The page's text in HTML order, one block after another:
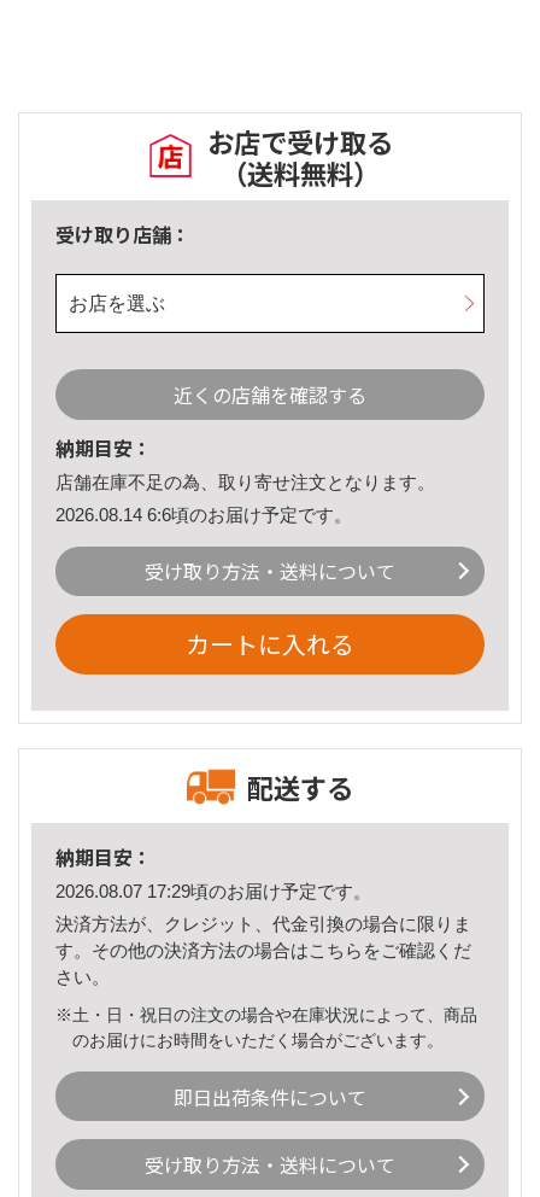
お店で受け取る
（送料無料）
受け取り店舗：
お店を選ぶ
近くの店舗を確認する
納期目安：
店舗在庫不足の為、取り寄せ注文となります。
2026.08.14 6:6頃のお届け予定です。
受け取り方法・送料について
カートに入れる
配送する
納期目安：
2026.08.07 17:29頃のお届け予定です。
決済方法が、クレジット、代金引換の場合に限りま
す。その他の決済方法の場合はこちら をご確認くだ
さい。
※土・日・祝日の注文の場合や在庫状況によって、商品
のお届けにお時間をいただく場合がございます。
即日出荷条件について
受け取り方法・送料について